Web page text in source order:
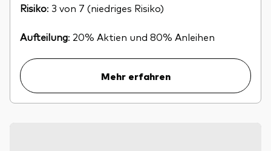
Risiko: 3 von 7 (niedriges Risiko)
Aufteilung: 20% Aktien und 80% Anleihen
Mehr erfahren